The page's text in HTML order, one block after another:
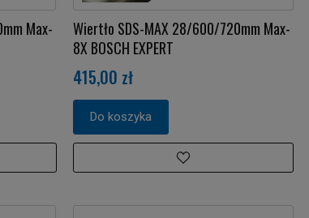
Max-
Wiertło SDS-MAX 28/600/720mm Max-
8X BOSCH EXPERT
415,00 zł
Do koszyka